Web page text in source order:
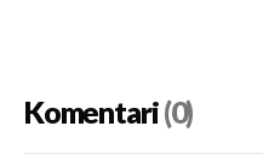
Komentari(0)